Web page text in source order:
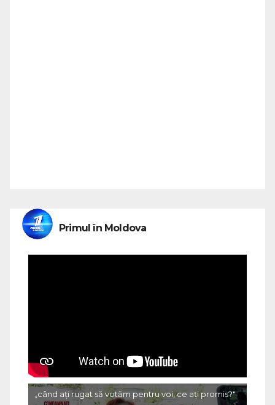
Primul în Moldova
„când ați rugat să votăm pentru voi, ce ați promis?"